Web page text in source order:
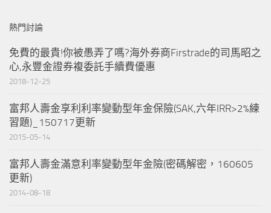
熱門討論
免費的最貴!你被愚弄了嗎?海外券商Firstrade的司馬昭之
心,永豐金證券複委託手續費優惠
2018-12-25
富邦人壽金享利利率變動型年金保險(SAK,六年IRR>2%練
習題)_150717更新
2015-05-14
富邦人壽金滿意利率變動型年金險(密碼解密，160605
更新)
2014-08-18